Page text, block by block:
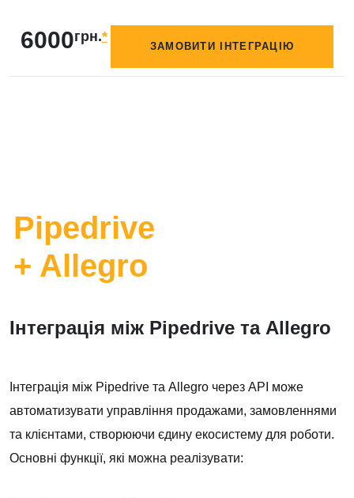
6000грн.*
ЗАМОВИТИ ІНТЕГРАЦІЮ
Pipedrive
+ Allegro
Інтеграція між Pipedrive та Allegro
Інтеграція між Pipedrive та Allegro через API може
автоматизувати управління продажами, замовленнями
та клієнтами, створюючи єдину екосистему для роботи.
Основні функції, які можна реалізувати: